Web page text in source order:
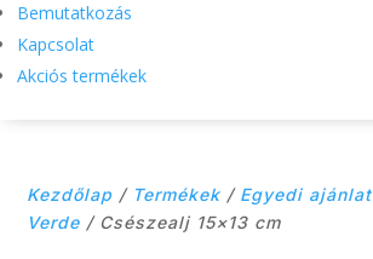
Habnyomó csövek
Habszifon
Habüst
Kenőlapok
Kiszúró formák
Bemutatkozás
Kapcsolat
Akciós termékek
Kezdőlap / Termékek / Egyedi
Verde / Csészealj 15×13 cm